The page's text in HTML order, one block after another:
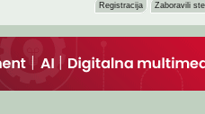
Registracija Zaboravili